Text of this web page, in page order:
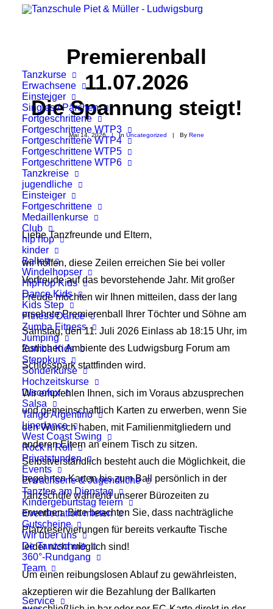
Tanzkurse
Erwachsene
Einsteiger
Singles / Pärchen
Fortgeschrittene
Fortgeschrittene WTP3
Fortgeschrittene WTP4
Fortgeschrittene WTP5
Fortgeschrittene WTP6
Tanzkreise
jugendliche
Einsteiger
Fortgeschrittene
Medaillenkurse
Club
hip hop
kinder
Ballett
Windelhopser
HipHop Kids
Dance Kids
Kids Step
Fitness Dance
Zumba Fitness
Jumping
Zumba Kids
Steppkurs
Sonderkurse
Hochzeitskurse
Discofox
Salsa
Tango Argentino
Linedance
West Coast Swing
Rock’n’Roll
Privatstunden
Events
Erwachsene & Jugendliche
Tanztee am Dienstag
Kindergeburtstag feiern
Eventlocation mieten
Gutscheine
Wir über uns
De Tanzschule
360°-Rundgang
Team
Service
Premierenball
11.07.2026
Die Spannung steigt!
Mai 14, 2026 | In Uncategorized | By Rene
Liebe Tanzfreunde und Eltern,
wir hoffen, diese Zeilen erreichen Sie bei voller
Vorfreude auf das bevorstehende Jahr. Mit großer
Freude möchten wir Ihnen mitteilen, dass der lang
ersehnte Premierenball Ihrer Töchter und Söhne am
Samstag, den 11. Juli 2026 Einlass ab 18:15 Uhr, im
festlichen Ambiente des Ludwigsburg Forum am
Schlosspark stattfinden wird.
Wir empfehlen Ihnen, sich im Voraus abzusprechen
und gemeinschaftlich Karten zu erwerben, wenn Sie
den Wunsch haben, mit Familienmitgliedern und
anderen Eltern an einem Tisch zu sitzen.
Selbstverständlich besteht auch die Möglichkeit, die
begehrten Karten bis zum Ball persönlich in der
Tanzschule während unserer Bürozeiten zu
erwerben. Bitte beachten Sie, dass nachträgliche
Platzreservierungen für bereits verkaufte Tische
leider nicht möglich sind!
Um einen reibungslosen Ablauf zu gewährleisten,
akzeptieren wir die Bezahlung der Ballkarten